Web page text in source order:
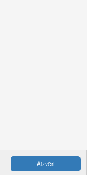
Aizvērt